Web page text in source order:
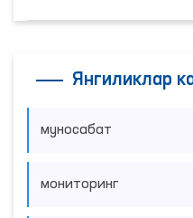
Янгиликлар
муносабат
мониторинг